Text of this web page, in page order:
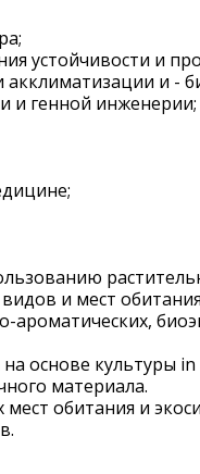
устойчивости и
и -
и генной инженерии;
и мест
основе
материала.
обитания и